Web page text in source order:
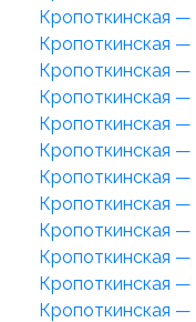
Кропоткинская
Кропоткинская
Кропоткинская —
Кропоткинская —
Кропоткинская —
Кропоткинская —
Кропоткинская —
Кропоткинская
Кропоткинская
Кропоткинская —
Кропоткинская
Кропоткинская —